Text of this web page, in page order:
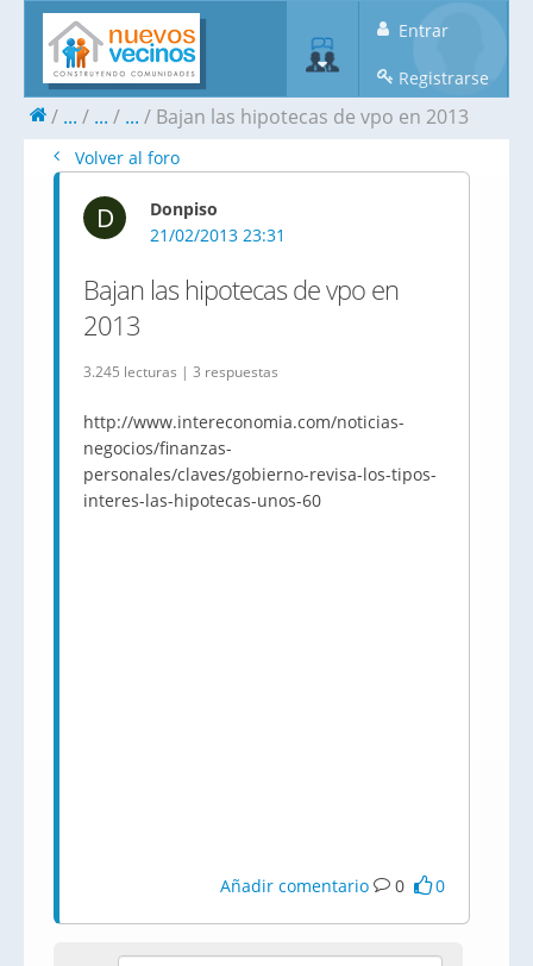
Entrar
Registrarse
... ... ... Bajan las hipotecas de vpo en 2013
Volver al foro
D
Donpiso
21/02/2013 23:31
Bajan las hipotecas de vpo en
2013
3.245 lecturas | 3 respuestas
http://www.intereconomia.com/noticias-
negocios/finanzas-
personales/claves/gobierno-revisa-los-tipos-
interes-las-hipotecas-unos-60
Añadir comentario 0 0